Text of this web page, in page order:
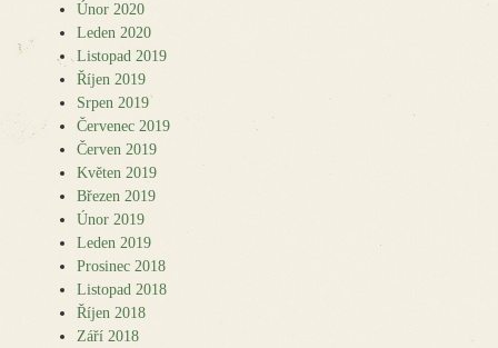
Únor 2020
Leden 2020
Listopad 2019
Říjen 2019
Srpen 2019
Červenec 2019
Červen 2019
Květen 2019
Březen 2019
Únor 2019
Leden 2019
Prosinec 2018
Listopad 2018
Říjen 2018
Září 2018